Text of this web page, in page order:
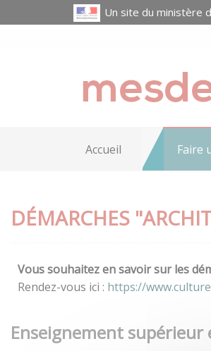
Un site du ministère
Accueil Faire
DÉMARCHES
Vous souhaitez en savoir sur les
Rendez-vous ici : https://
Enseignement